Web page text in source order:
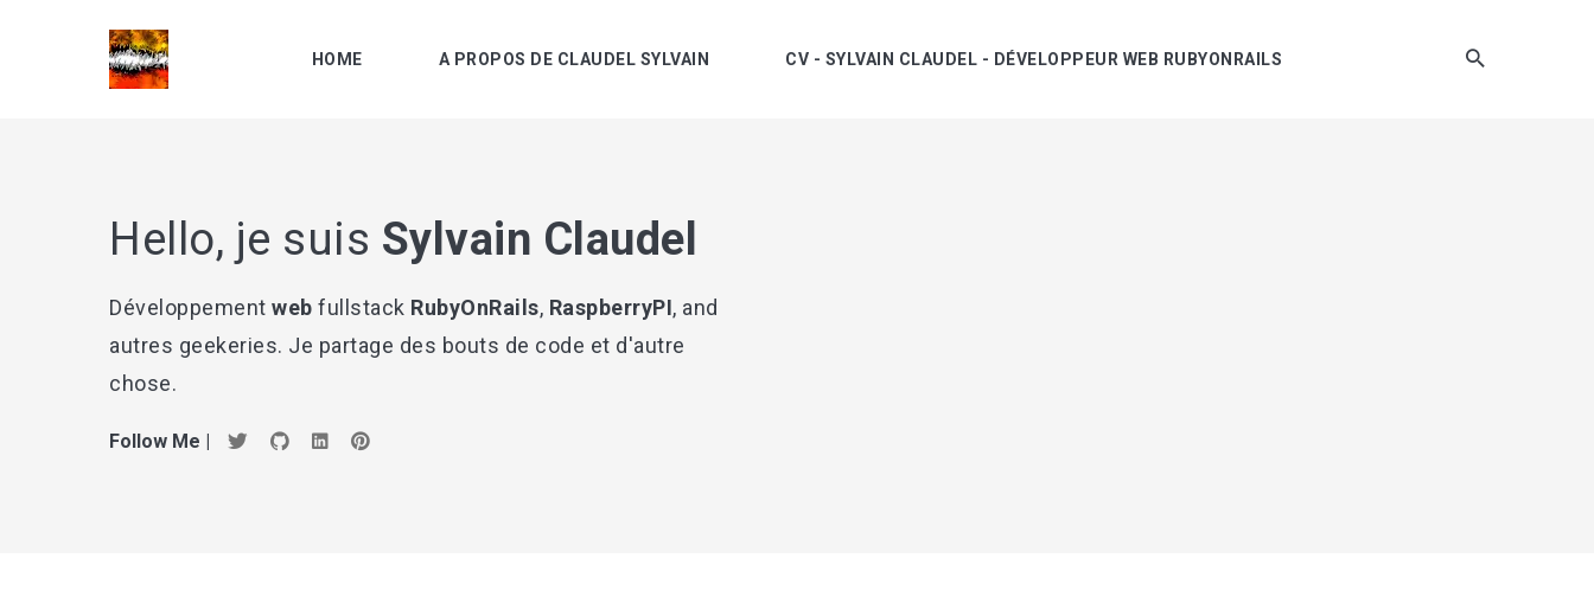
HOME A PROPOS DE CLAUDEL SYLVAIN CV - SYLVAIN CLAUDEL - DÉVELOPPEUR WEB RUBYONRAILS
Hello, je suis Sylvain Claudel
Développement web fullstack RubyOnRails, RaspberryPI, and
autres geekeries. Je partage des bouts de code et d'autre
chose.
Follow Me |
sur
blog
... sinon recherche par tags